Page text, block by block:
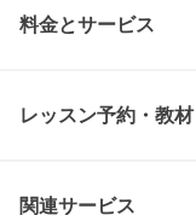
料金とサービス
レッスン予約・教材
関連サービス